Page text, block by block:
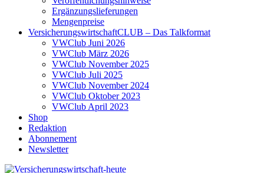
Ergänzungslieferungen
Mengenpreise
VersicherungswirtschaftCLUB – Das Talkformat
VWClub Juni 2026
VWClub März 2026
VWClub November 2025
VWClub Juli 2025
VWClub November 2024
VWClub Oktober 2023
VWClub April 2023
Shop
Redaktion
Abonnement
Newsletter